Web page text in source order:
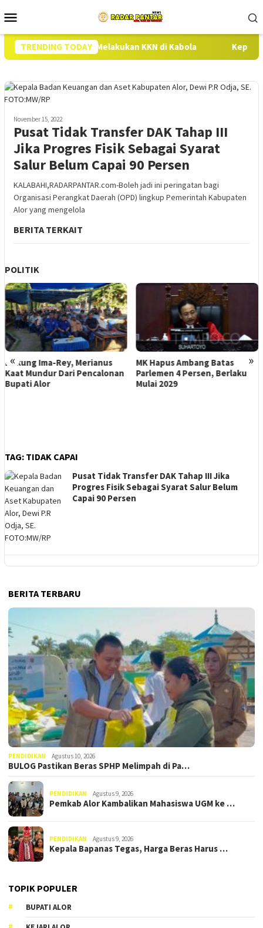
ke
Mobile
TRENDING TODAY
Setelah 50 Hari Melakukan KKN di Kabola Kepala
November 15, 2022
Pusat Tidak Transfer DAK Tahap III
Jika Progres Fisik Sebagai Syarat
Salur Belum Capai 90 Persen
KALABAHI,RADARPANTAR.com-Boleh jadi ini peringatan bagi
Organisasi Perangkat Daerah (OPD) lingkup Pemerintah Kabupaten
Alor yang mengelola
BERITA TERKAIT
POLITIK
« »
Dukung Ima-Rey, Merianus
Kaat Mundur Dari Pencalonan
Bupati Alor
MK Hapus Ambang Batas
Parlemen 4 Persen, Berlaku
Mulai 2029
TAG: TIDAK CAPAI
Pusat Tidak Transfer DAK Tahap III Jika
Progres Fisik Sebagai Syarat Salur Belum
Capai 90 Persen
BERITA TERBARU
PENDIDIKAN Agustus 10, 2026
BULOG Pastikan Beras SPHP Melimpah di Pa…
PENDIDIKAN Agustus 9, 2026
Pemkab Alor Kambalikan Mahasiswa UGM ke …
PENDIDIKAN Agustus 9, 2026
Kepala Bapanas Tegas, Harga Beras Harus …
TOPIK POPULER
BUPATI ALOR